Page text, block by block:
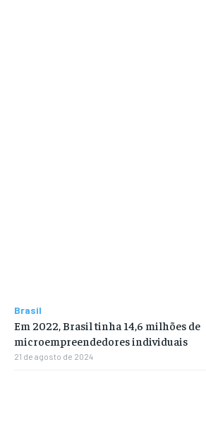
Brasil
Em 2022, Brasil tinha 14,6 milhões de
microempreendedores individuais
21 de agosto de 2024